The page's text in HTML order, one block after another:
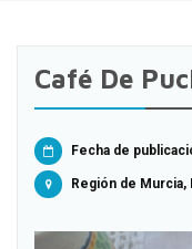
Café De
Fecha de
Región de Murcia,